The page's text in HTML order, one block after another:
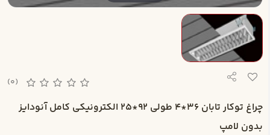
(0)
چراغ توکار تابان 36*4 طولي 92*25 الکترونيکي کامل آنودايز
بدون لامپ